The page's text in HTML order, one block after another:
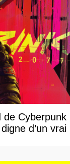
de Cyberpunk
d’un vrai